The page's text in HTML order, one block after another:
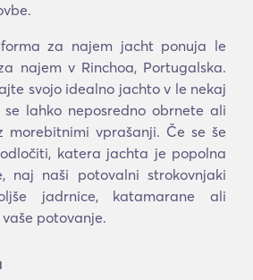
za najem jacht ponuja le
najem v Rinchoa, Portugalska.
svojo idealno jachto v le nekaj
lahko neposredno obrnete ali
morebitnimi vprašanji. Če se še
katera jachta je popolna
naj naši potovalni strokovnjaki
jadrnice, katamarane ali
potovanje.